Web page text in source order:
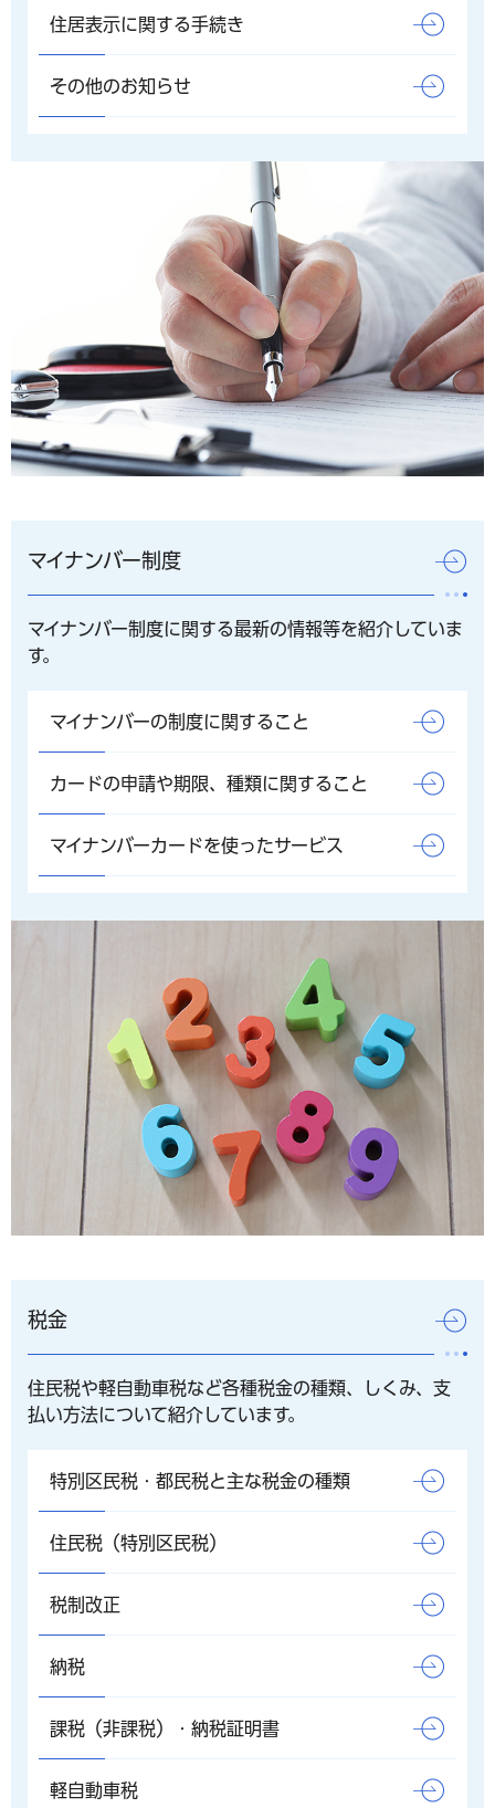
住居表示に関する手続き
その他のお知らせ
マイナンバー制度
マイナンバー制度に関する最新の情報等を紹介していま
す。
マイナンバーの制度に関すること
カードの申請や期限、種類に関すること
マイナンバーカードを使ったサービス
税金
住民税や軽自動車税など各種税金の種類、しくみ、支
払い方法について紹介しています。
特別区民税・都民税と主な税金の種類
住民税（特別区民税）
税制改正
納税
課税（非課税）・納税証明書
軽自動車税